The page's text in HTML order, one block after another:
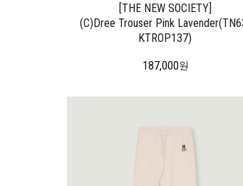
[THE NEW SOCIETY]
(C)Dree Trouser Pink
KTROP137)
187,000원